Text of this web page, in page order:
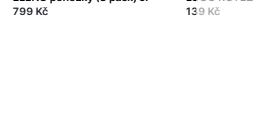
799 Kč
139 Kč